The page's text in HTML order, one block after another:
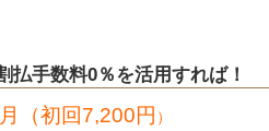
払手数料0％を活用すれば！
（初回7,200円 ）